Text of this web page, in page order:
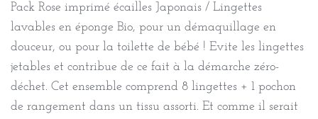
Pack Rose imprimé écailles Japonais / Lingettes
lavables en éponge Bio, pour un démaquillage en
douceur, ou pour la toilette de bébé ! Evite les lingettes
jetables et contribue de ce fait à la démarche zéro-
déchet. Cet ensemble comprend 8 lingettes + 1 pochon
de rangement dans un tissu assorti. Et comme il serait